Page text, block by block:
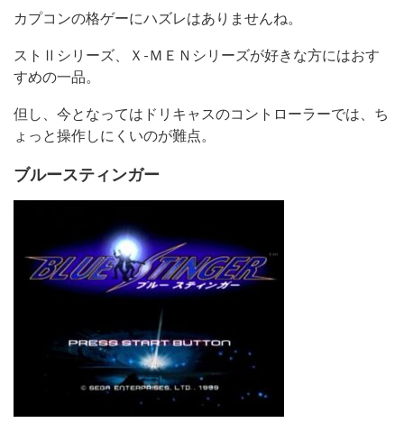
カプコンの格ゲーにハズレはありませんね。
ストⅡシリーズ、Ｘ-ＭＥＮシリーズが好きな方にはおす
すめの一品。
但し、今となってはドリキャスのコントローラーでは、ち
ょっと操作しにくいのが難点。
ブルースティンガー